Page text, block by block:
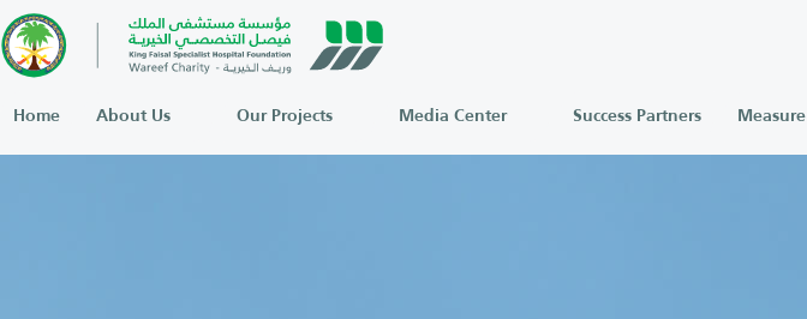
Home About Us Our Projects Media Center Success Partners